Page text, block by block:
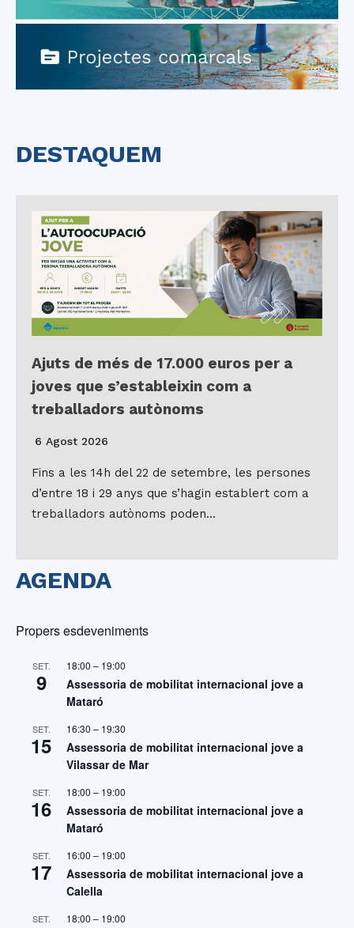
DESTAQUEM
Ajuts de més de 17.000 euros per a
joves que s’estableixin com a
treballadors autònoms
6 Agost 2026
Fins a les 14h del 22 de setembre, les persones
d’entre 18 i 29 anys que s’hagin establert com a
treballadors autònoms poden…
AGENDA
Propers esdeveniments
SET.
9
18:00 – 19:00
Assessoria de mobilitat internacional jove a
Mataró
SET.
15
16:30 – 19:30
Assessoria de mobilitat internacional jove a
Vilassar de Mar
SET.
16
18:00 – 19:00
Assessoria de mobilitat internacional jove a
Mataró
SET.
17
16:00 – 19:00
Assessoria de mobilitat internacional jove a
Calella
SET. 18:00 – 19:00